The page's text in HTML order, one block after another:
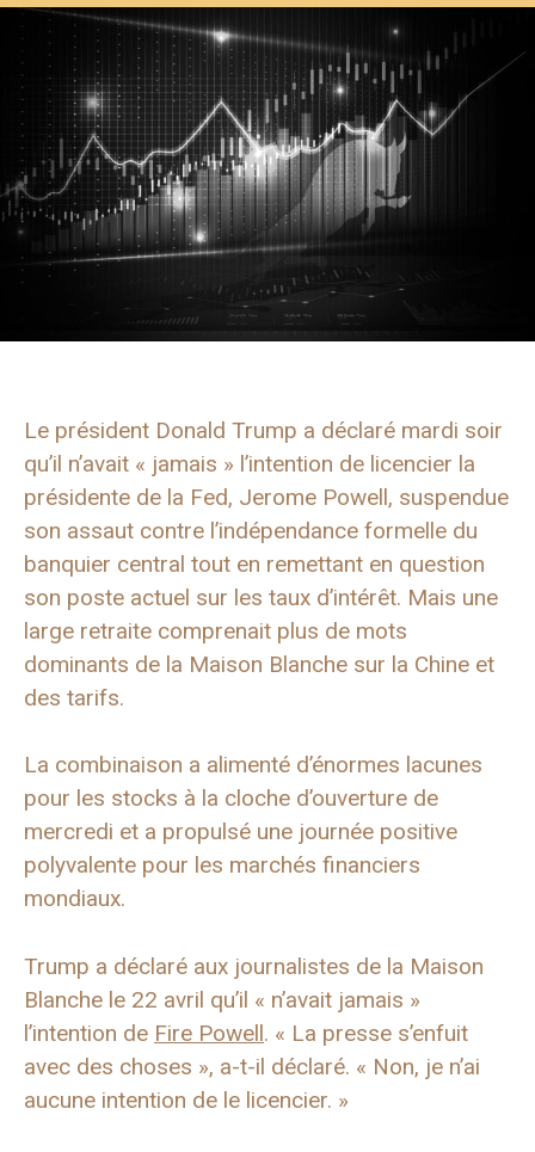
Le président Donald Trump a déclaré mardi soir
qu’il n’avait « jamais » l’intention de licencier la
présidente de la Fed, Jerome Powell, suspendue
son assaut contre l’indépendance formelle du
banquier central tout en remettant en question
son poste actuel sur les taux d’intérêt. Mais une
large retraite comprenait plus de mots
dominants de la Maison Blanche sur la Chine et
des tarifs.
La combinaison a alimenté d’énormes lacunes
pour les stocks à la cloche d’ouverture de
mercredi et a propulsé une journée positive
polyvalente pour les marchés financiers
mondiaux.
Trump a déclaré aux journalistes de la Maison
Blanche le 22 avril qu’il « n’avait jamais »
l’intention de Fire Powell. « La presse s’enfuit
avec des choses », a-t-il déclaré. « Non, je n’ai
aucune intention de le licencier. »